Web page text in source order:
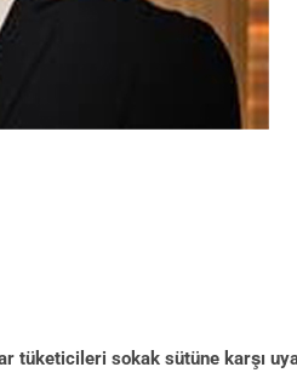
sokak sütüne karşı